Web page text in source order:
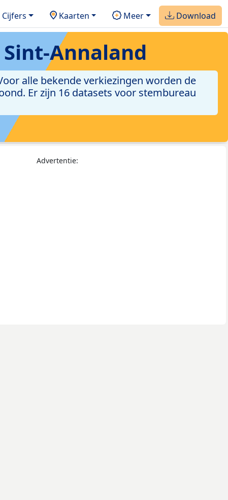
Cijfers Kaarten Meer Download
Annaland
alle bekende verkiezingen worden de
Er zijn 16 datasets voor stembureau
Advertentie: